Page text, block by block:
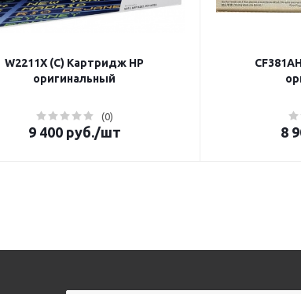
W2211X (C) Картридж HP
оригинальный
(0)
9 400руб./шт 8